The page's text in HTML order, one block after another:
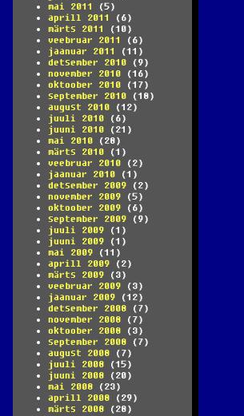
mai 2011
(5)
aprill 2011
(6)
märts 2011
(10)
veebruar 2011
(6)
jaanuar 2011
(11)
detsember 2010 (9)
november 2010 (16)
oktoober 2010 (17)
september 2010 (18)
august 2010 (12)
juuli 2010 (6)
juuni 2010 (21)
mai 2010 (28)
märts 2010 (1)
veebruar 2010 (2)
jaanuar 2010 (1)
detsember 2009 (2)
november 2009 (5)
oktoober 2009 (6)
september 2009 (9)
juuli 2009 (1)
juuni 2009 (1)
mai 2009 (11)
aprill 2009 (2)
märts 2009 (3)
veebruar 2009 (3)
jaanuar 2009 (12)
detsember 2008 (7)
november 2008 (7)
oktoober 2008 (3)
september 2008 (7)
august 2008 (7)
juuli 2008 (15)
juuni 2008 (20)
mai 2008 (23)
aprill 2008 (29)
märts 2008 (28)